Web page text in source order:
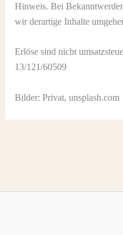
Hinweis. Bei
wir derartige Inhalte
Erlöse sind nicht
13/121/60509
Bilder: Privat, unsplash.com